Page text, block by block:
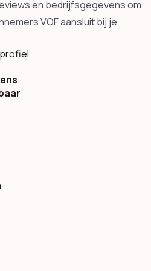
en bedrijfsgegevens om
VOF aansluit bij je